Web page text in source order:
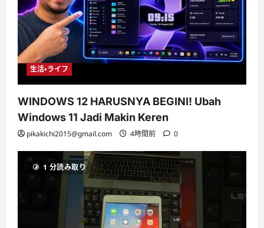
生活・ライフ
WINDOWS 12 HARUSNYA BEGINI! Ubah
Windows 11 Jadi Makin Keren
pikakichi2015@gmail.com 4時間前 0
1 分読み取り